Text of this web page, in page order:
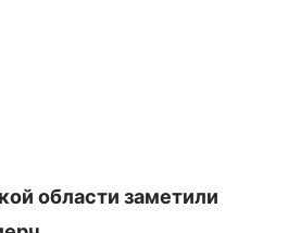
области заметили